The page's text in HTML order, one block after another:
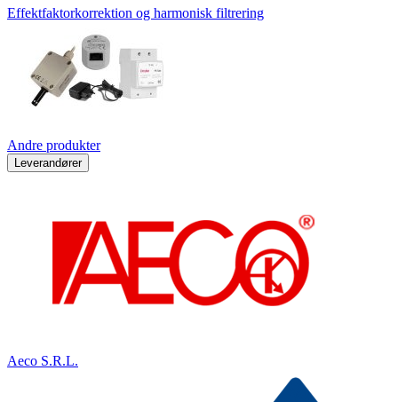
Effektfaktorkorrektion og harmonisk filtrering
Andre produkter
Leverandører
Aeco S.R.L.